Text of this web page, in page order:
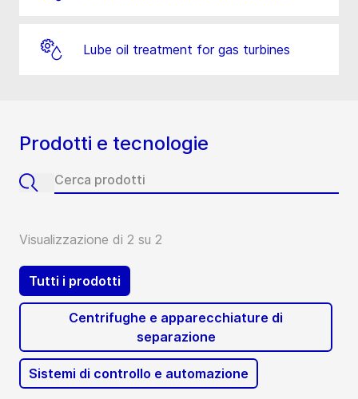
Lube oil treatment for gas turbines
Prodotti e tecnologie
Visualizzazione di 2 su 2
Tutti i prodotti
Centrifughe e apparecchiature di
separazione
Sistemi di controllo e automazione